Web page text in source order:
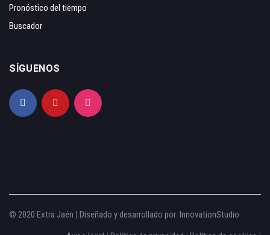
Pronóstico del tiempo
Buscador
SÍGUENOS
© 2020 Extra Jaén | Diseñado y desarrollado por: InnovationStudio